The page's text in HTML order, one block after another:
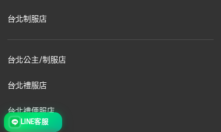
台北制服店
台北公主/制服店
台北禮服店
台北禮便服店
LINE客服